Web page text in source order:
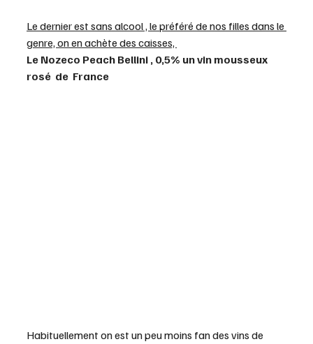
Le dernier est sans alcool , le préféré de nos filles dans le
genre, on en achète des caisses,
Le Nozeco Peach Bellini , 0,5% un vin mousseux
rosé  de  France
Habituellement on est un peu moins fan des vins de